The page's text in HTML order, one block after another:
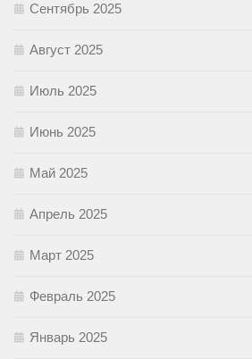
Сентябрь 2025
Август 2025
Июль 2025
Июнь 2025
Май 2025
Апрель 2025
Март 2025
Февраль 2025
Январь 2025